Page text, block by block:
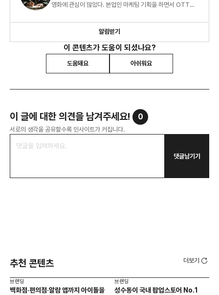
영화에 관심이 많았다. 본업인 마케팅 기획을 하면서 OTT
알림받기
이 콘텐츠가 도움이 되셨나요?
도움돼요 아쉬워요
이 글에 대한 의견을 남겨주세요! 0
서로의 생각을 공유할수록 인사이트가 커집니다.
댓글남기기
추천 콘텐츠 더보기
브랜딩
백화점·편의점·알람 앱까지 아이돌을
브랜딩
성수동이 국내 팝업스토어 No.1